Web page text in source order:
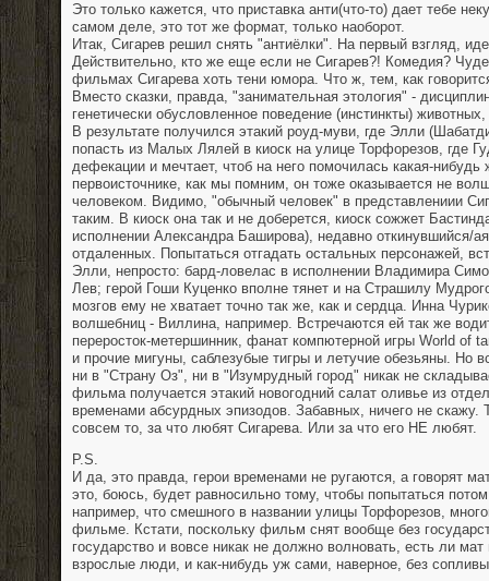
Это только кажется, что приставка анти(что-то) дает тебе
самом деле, это тот же формат, только наоборот.
Итак, Сигарев решил снять "антиёлки". На первый взгляд,
Действительно, кто же еще если не Сигарев?! Комедия?
фильмах Сигарева хоть тени юмора. Что ж, тем, как
Вместо сказки, правда, "занимательная этология" -
генетически обусловленное поведение (инстинкты)
В результате получился этакий роуд-муви, где Элли
попасть из Малых Лялей в киоск на улице Торфорезов, где
дефекации и мечтает, чтоб на него помочилась какая-
первоисточнике, как мы помним, он тоже оказывается не
человеком. Видимо, "обычный человек" в представлениии
таким. В киоск она так и не доберется, киоск сожжет
исполнении Александра Баширова), недавно откинувшийся/
отдаленных. Попытаться отгадать остальных персонажей,
Элли, непросто: бард-ловелас в исполнении Владимира
Лев; герой Гоши Куценко вполне тянет и на Страшилу
мозгов ему не хватает точно так же, как и сердца. Инна
волшебниц - Виллина, например. Встречаются ей так же
переросток-метершинник, фанат компютерной игры World of
и прочие мигуны, саблезубые тигры и летучие обезьяны. Но
ни в "Страну Оз", ни в "Изумрудный город" никак не
фильма получается этакий новогодний салат оливье из
временами абсурдных эпизодов. Забавных, ничего не скажу.
совсем то, за что любят Сигарева. Или за что его НЕ любят.
P.S.
И да, это правда, герои временами не ругаются, а говорят
это, боюсь, будет равносильно тому, чтобы попытаться
например, что смешного в названии улицы Торфорезов,
фильме. Кстати, поскольку фильм снят вообще без
государство и вовсе никак не должно волновать, есть ли
взрослые люди, и как-нибудь уж сами, наверное, без